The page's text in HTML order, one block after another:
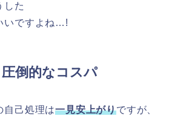
した
いですよね…!
倒的なコスパ
自己処理は一見安上がりですが、